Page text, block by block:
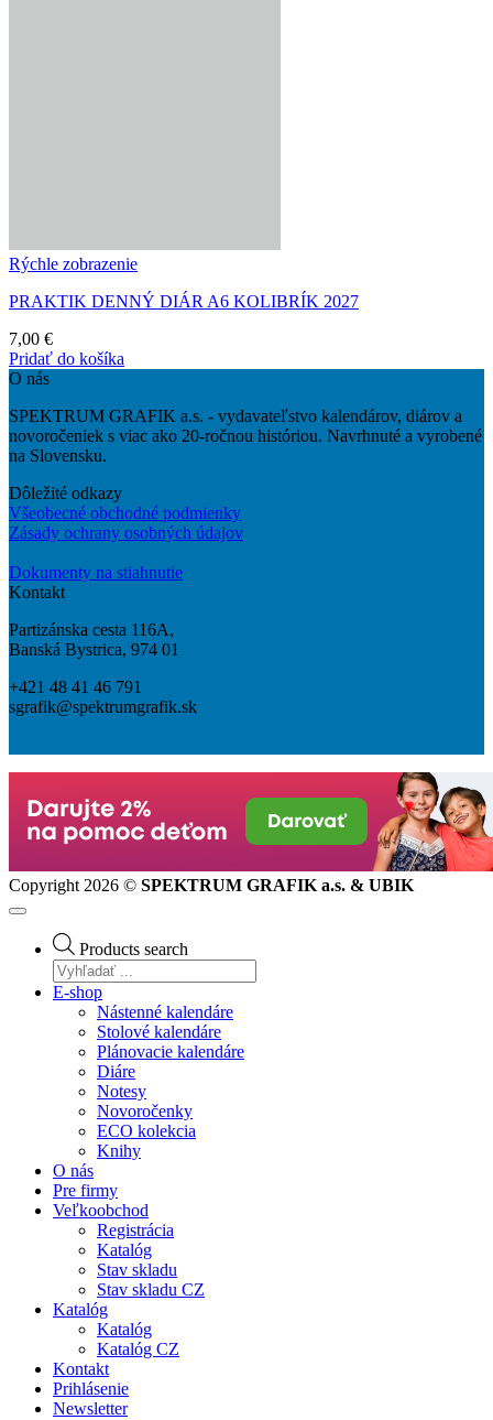
Rýchle zobrazenie
PRAKTIK DENNÝ DIÁR A6 KOLIBRÍK 2027
7,00 €
Pridať do košíka
O nás
SPEKTRUM GRAFIK a.s. - vydavateľstvo kalendárov, diárov a
novoročeniek s viac ako 20-ročnou históriou. Navrhnuté a vyrobené
na Slovensku.
Dôležité odkazy
Všeobecné obchodné podmienky
Zásady ochrany osobných údajov
Dokumenty na stiahnutie
Kontakt
Partizánska cesta 116A,
Banská Bystrica, 974 01
+421 48 41 46 791
sgrafik@spektrumgrafik.sk
Copyright 2026 © SPEKTRUM GRAFIK a.s. & UBIK
Products search
E-shop
Nástenné kalendáre
Stolové kalendáre
Plánovacie kalendáre
Diáre
Notesy
Novoročenky
ECO kolekcia
Knihy
O nás
Pre firmy
Veľkoobchod
Registrácia
Katalóg
Stav skladu
Stav skladu CZ
Katalóg
Katalóg
Katalóg CZ
Kontakt
Prihlásenie
Newsletter